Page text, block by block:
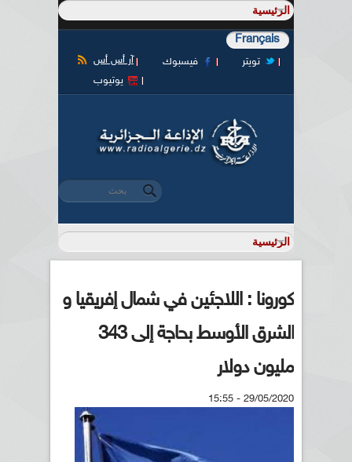
Français
آر أس أس فيسبوك
تويتر
يوتيوب
استمارة البحث
‏بحث ‏
كورونا : اللاجئين في شمال إفريقيا و
الشرق الأوسط بحاجة إلى 343
مليون دولار
29/05/2020 - 15:55